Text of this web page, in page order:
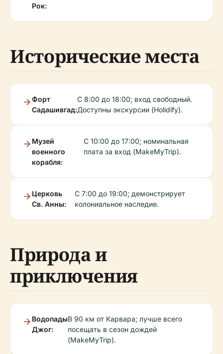
Рок:
Исторические места
Форт
Садашивгад:
С 8:00 до 18:00; вход свободный.
Доступны экскурсии (Holidify).
Музей
военного
корабля:
С 10:00 до 17:00; номинальная
плата за вход (MakeMyTrip).
Церковь
Св. Анны:
С 7:00 до 19:00; демонстрирует
колониальное наследие.
Природа и
приключения
Водопады
Джог:
В 90 км от Карвара; лучше всего
посещать в сезон дождей
(MakeMyTrip).